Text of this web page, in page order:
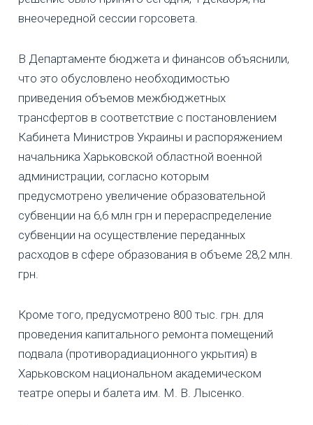
внеочередной сессии горсовета.
В Департаменте бюджета и финансов объяснили,
что это обусловлено необходимостью
приведения объемов межбюджетных
трансфертов в соответствие с постановлением
Кабинета Министров Украины и распоряжением
начальника Харьковской областной военной
администрации, согласно которым
предусмотрено увеличение образовательной
субвенции на 6,6 млн грн и перераспределение
субвенции на осуществление переданных
расходов в сфере образования в объеме 28,2 млн.
грн.
Кроме того, предусмотрено 800 тыс. грн. для
проведения капитального ремонта помещений
подвала (противорадиационного укрытия) в
Харьковском национальном академическом
театре оперы и балета им. М. В. Лысенко.